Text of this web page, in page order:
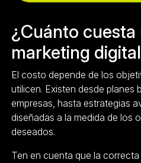
¿Cuánto
marketing
El costo depende de los
utilicen. Existen desde planes
empresas, hasta estrategias
diseñadas a la medida de los
deseados.
Ten en cuenta que la